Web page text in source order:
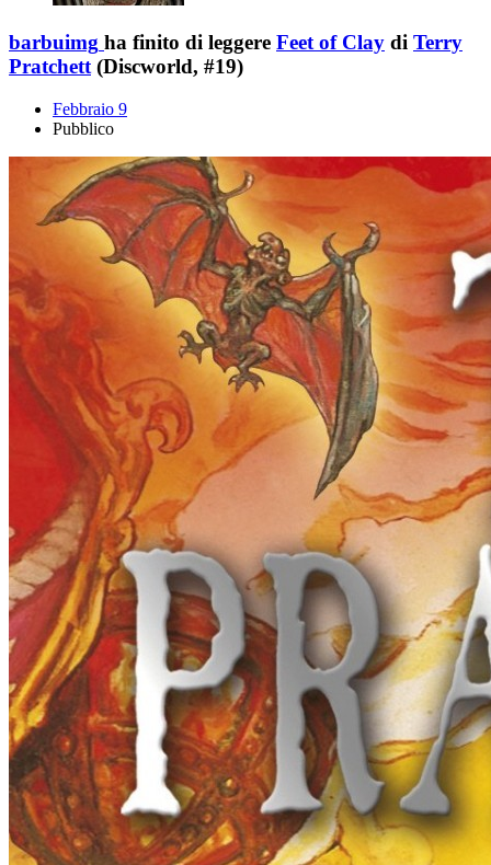
barbuimg ha finito di leggere Feet of Clay di Terry
Pratchett (Discworld, #19)
Febbraio 9
Pubblico